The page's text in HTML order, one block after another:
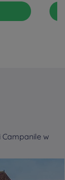
w